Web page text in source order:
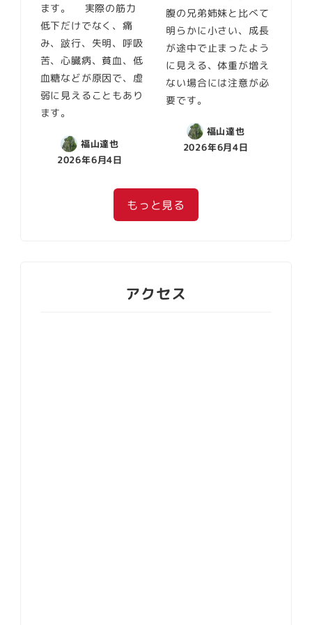
ます。 実際の筋力
低下だけでなく、痛
み、跛行、失明、呼吸
苦、心臓病、貧血、低
血糖などが原因で、虚
弱に見えることもあり
ます。
福山達也
2026年6月4日
腹の兄弟姉妹と比べて
明らかに小さい、成長
が途中で止まったよう
に見える、体重が増え
ない場合には注意が必
要です。
福山達也
2026年6月4日
もっと見る
アクセス